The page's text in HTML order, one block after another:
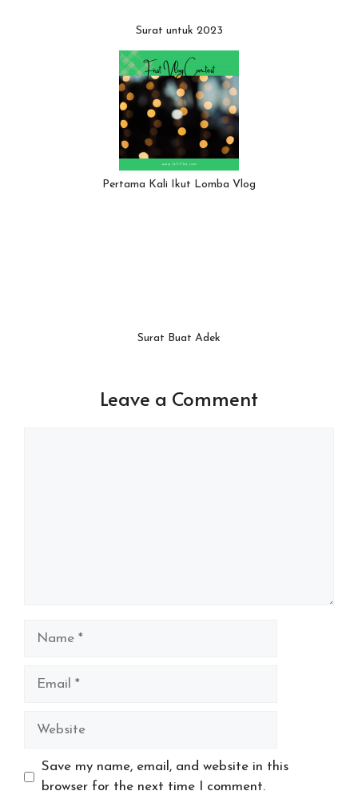
Surat untuk 2023
Pertama Kali Ikut Lomba Vlog
Surat Buat Adek
Leave a Comment
Website
Save my name, email, and website in this
browser for the next time I comment.